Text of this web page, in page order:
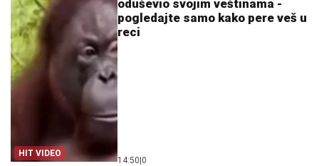
HIT VIDEO
oduševio svojim veštinama -
pogledajte samo kako pere veš u
reci
14:50 0